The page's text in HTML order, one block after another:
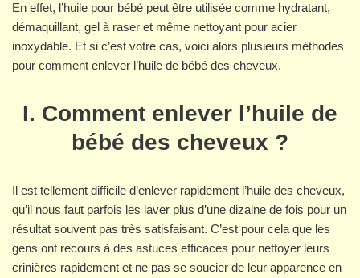
En effet, l’huile pour bébé peut être utilisée comme hydratant,
démaquillant, gel à raser et même nettoyant pour acier
inoxydable. Et si c’est votre cas, voici alors plusieurs méthodes
pour comment enlever l’huile de bébé des cheveux.
I. Comment enlever l’huile de
bébé des cheveux ?
Il est tellement difficile d’enlever rapidement l’huile des cheveux,
qu’il nous faut parfois les laver plus d’une dizaine de fois pour un
résultat souvent pas très satisfaisant. C’est pour cela que les
gens ont recours à des astuces efficaces pour nettoyer leurs
crinières rapidement et ne pas se soucier de leur apparence en